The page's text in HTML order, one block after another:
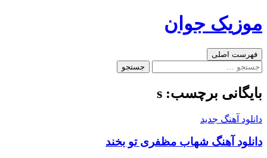
به
موزیک جوان
جست‌وجو
فهرست اصلی
جستجو
بایگانی برچسب: s
دانلود آهنگ جدید
دانلود آهنگ شهاب مظفری تو بخند